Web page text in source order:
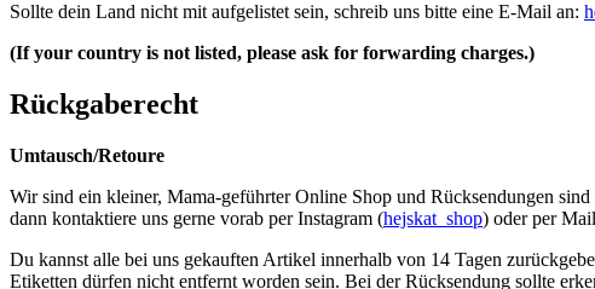
Sollte dein Land nicht mit aufgelistet sein, schreib uns bitte eine E-Mail an:
(If your country is not listed, please ask for forwarding charges.)
Rückgaberecht
Umtausch/Retoure
Wir sind ein kleiner, Mama-geführter Online Shop und Rücksendungen
dann kontaktiere uns gerne vorab per Instagram (hejskat_shop) oder per
Du kannst alle bei uns gekauften Artikel innerhalb von 14 Tagen
Etiketten dürfen nicht entfernt worden sein. Bei der Rücksendung sollte